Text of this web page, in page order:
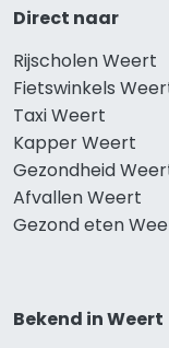
Direct naar
Rijscholen Weert
Fietswinkels
Taxi Weert
Kapper Weert
Gezondheid
Afvallen Weert
Gezond eten
Bekend in Weert